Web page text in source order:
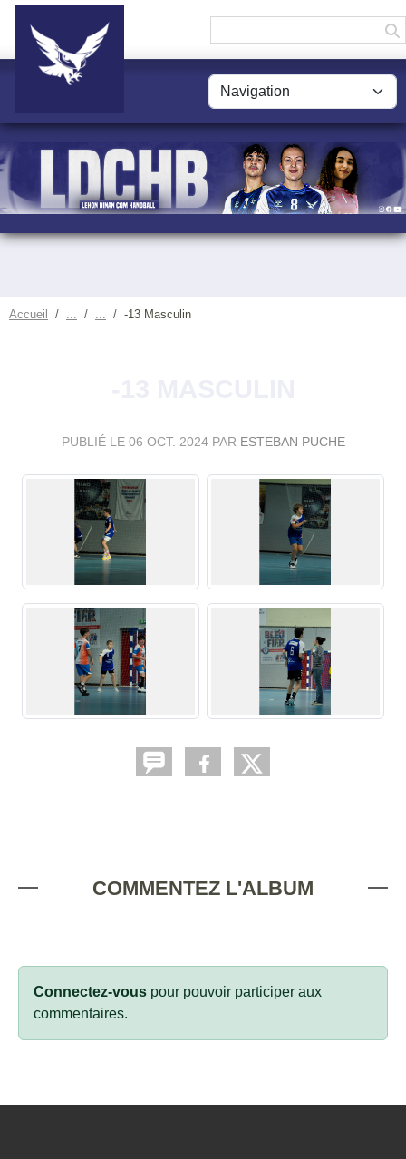
Accueil -13 Masculin
PUBLIÉ LE 06 OCT. 2024PAR ESTEBAN PUCHE
COMMENTEZ L'ALBUM
Connectez-vous pour pouvoir participer aux
commentaires.